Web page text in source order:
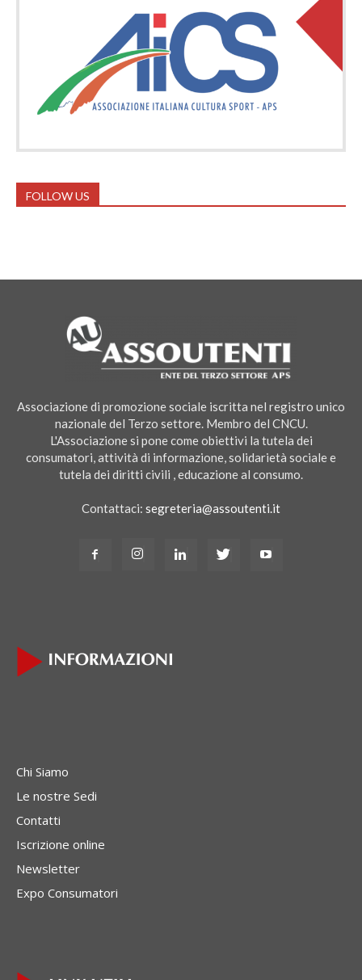
FOLLOW US
Associazione di promozione sociale iscritta nel registro unico
nazionale del Terzo settore. Membro del CNCU.
L'Associazione si pone come obiettivi la tutela dei
consumatori, attività di informazione, solidarietà sociale e
tutela dei diritti civili , educazione al consumo.
Contattaci: segreteria@assoutenti.it
Chi Siamo
Le nostre Sedi
Contatti
Iscrizione online
Newsletter
Expo Consumatori